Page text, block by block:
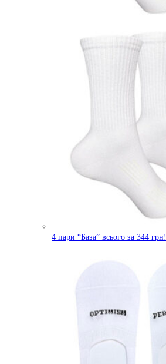
4 пари “База” всього за 344 грн!